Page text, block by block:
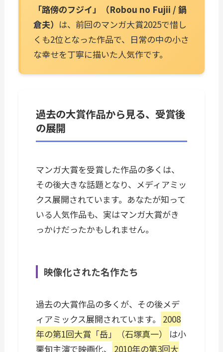
「路傍のフジイ」（Robou no Fujii / 鍋
倉夫） は、前回のマンガ大賞2025で惜し
くも2位となった作品で、日常の中の小さ
な幸せを丁寧に描いた人気作です。
過去の大賞作品から見る、受賞後
の展開
マンガ大賞を受賞した作品の多くは、
その後大きな話題となり、メディアミッ
クス展開されています。あなたが知って
いる人気作品も、実はマンガ大賞がき
っかけだったかもしれません。
映像化された名作たち
過去の大賞作品の多くが、その後メデ
ィアミックス展開されています。
2008
年の第1回大賞「岳」（石塚真一）
は小
栗旬主演で映画化、
2010年の第3回大